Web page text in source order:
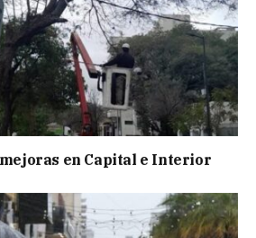
en Capital e Interior